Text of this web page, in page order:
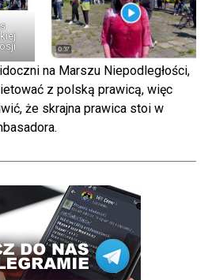
na Marszu Niepodległości,
z polską prawicą, więc
że skrajna prawica stoi w